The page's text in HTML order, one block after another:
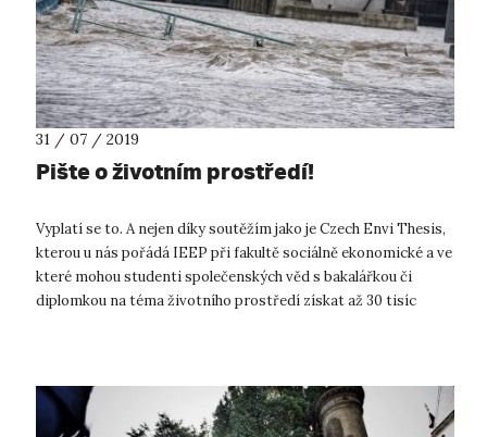
31 / 07 / 2019
Pište o životním prostředí!
Vyplatí se to. A nejen díky soutěžím jako je Czech Envi Thesis,
kterou u nás pořádá IEEP při fakultě sociálně ekonomické a ve
které mohou studenti společenských věd s bakalářkou či
diplomkou na téma životního prostředí získat až 30 tisíc